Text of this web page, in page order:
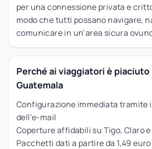
per una connessione privata e
modo che tutti possano navigare,
comunicare in un’area sicura
Perché ai viaggiatori è piaciuto
Guatemala
Configurazione immediata tramite
dell’e-mail
Coperture affidabili su Tigo, Claro
Pacchetti dati a partire da 1,49 euro